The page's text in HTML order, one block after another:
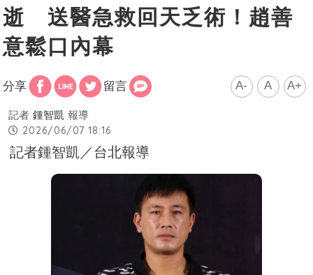
逝 送醫急救回天乏術！趙善
意鬆口內幕
分享 留言 A- A A+
記者 鍾智凱 報導
2026/06/07 18:16
記者鍾智凱／台北報導